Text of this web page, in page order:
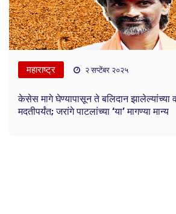
महाराष्ट्र २ सप्टेंबर २०२५
केसेस मागे घेण्यापासून ते बलिदान झालेल्यांच्या
मदतीपर्यंत; जरांगे पाटलांच्या ‘या’ मागण्या मान्य